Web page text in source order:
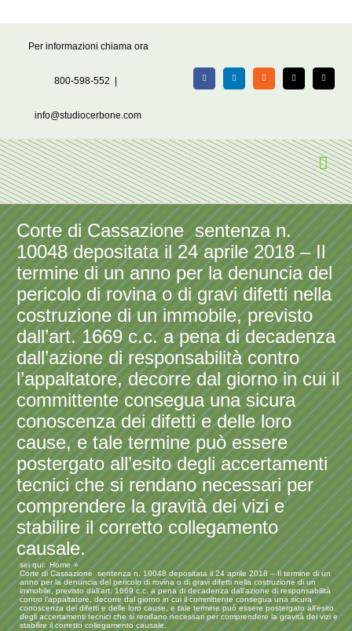
Per informazioni chiama ora
800-598-552
info@studiocerbone.com
FacebookLinkedIn Rss X Email
Corte di Cassazione sentenza n.
10048 depositata il 24 aprile 2018 – Il
termine di un anno per la denuncia del
pericolo di rovina o di gravi difetti nella
costruzione di un immobile, previsto
dall’art. 1669 c.c. a pena di decadenza
dall’azione di responsabilità contro
l’appaltatore, decorre dal giorno in cui il
committente consegua una sicura
conoscenza dei difetti e delle loro
cause, e tale termine può essere
postergato all’esito degli accertamenti
tecnici che si rendano necessari per
comprendere la gravità dei vizi e
stabilire il corretto collegamento
causale.
sei qui:
Home
Corte di Cassazione sentenza n. 10048 depositata il 24 aprile 2018 – Il termine di un
anno per la denuncia del pericolo di rovina o di gravi difetti nella costruzione di un
immobile, previsto dall’art. 1669 c.c. a pena di decadenza dall’azione di responsabilità
contro l’appaltatore, decorre dal giorno in cui il committente consegua una sicura
conoscenza dei difetti e delle loro cause, e tale termine può essere postergato all’esito
degli accertamenti tecnici che si rendano necessari per comprendere la gravità dei vizi e
stabilire il corretto collegamento causale.